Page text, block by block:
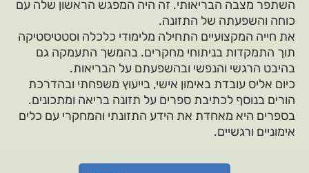
השתפר מצבה הבריאותי. זה היה המפגש הראשון שלה עם
כוחה והשפעתה של התזונה.
את חייה המקצועיים התחילה מלימודי כלכלה וסטטיסטיקה
תוך התמקדות בניתוחי מחקרים. בהמשך התעמקה גם
בהיבט הרגשי והנפשי ובהשפעתם על הבריאות.
כיום אליס עובדת באימון אישי, בייעוץ משפחתי ובהדרכת
הורים בנוסף לכתיבת ספרים על תזונה בריאה ומתכונים.
בספרים היא מאחדת את הידע התזונתי והמחקרי עם כלים
אימוניים ורגשיים.